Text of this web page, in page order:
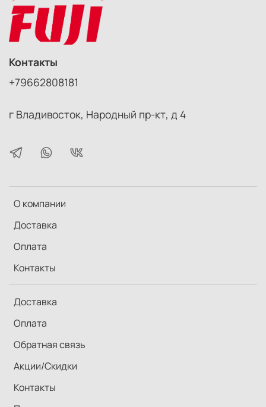
О компании
Доставка
Оплата
Контакты
Доставка
Оплата
Обратная связь
Акции/Скидки
Контакты
Контакты
+79662808181
г Владивосток, Народный пр-кт, д 4